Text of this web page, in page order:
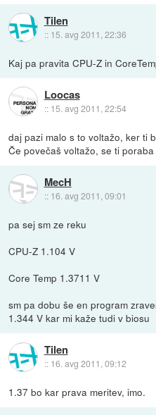
Tilen
:: 15. avg 2011, 22:36
Kaj pa pravita CPU-Z in
Loocas
:: 15. avg 2011, 22:54
daj pazi malo s to voltažo, ker ti
Če povečaš voltažo, se ti
MecH
:: 16. avg 2011, 09:01
pa sej sm ze reku
CPU-Z 1.104 V
Core Temp 1.3711 V
sm pa dobu še en program
1.344 V kar mi kaže tudi v biosu
Tilen
:: 16. avg 2011, 09:12
1.37 bo kar prava meritev, imo.